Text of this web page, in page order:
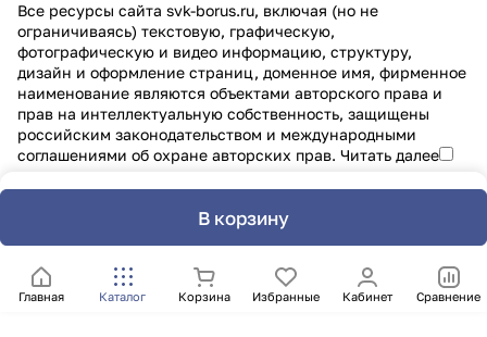
В корзину
Главная Каталог Корзина Избранные Кабинет Сравнение
Все ресурсы сайта svk-borus.ru, включая (но не
ограничиваясь) текстовую, графическую,
фотографическую и видео информацию, структуру,
дизайн и оформление страниц, доменное имя, фирменное
наименование являются объектами авторского права и
прав на интеллектуальную собственность, защищены
российским законодательством и международными
соглашениями об охране авторских прав. Читать далее